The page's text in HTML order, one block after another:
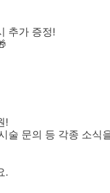
추가 증정!
!
술 문의 등 각종 소식
.